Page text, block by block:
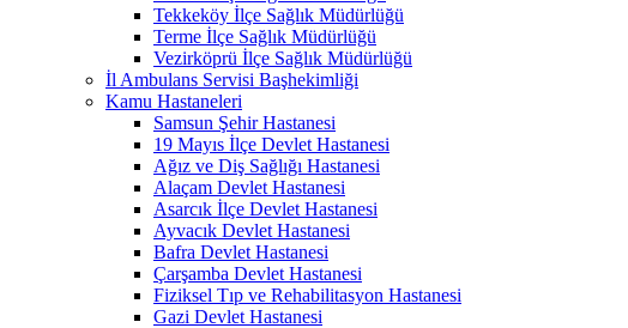
Tekkeköy İlçe Sağlık Müdürlüğü
Terme İlçe Sağlık Müdürlüğü
Vezirköprü İlçe Sağlık Müdürlüğü
İl Ambulans Servisi Başhekimliği
Kamu Hastaneleri
Samsun Şehir Hastanesi
19 Mayıs İlçe Devlet Hastanesi
Ağız ve Diş Sağlığı Hastanesi
Alaçam Devlet Hastanesi
Asarcık İlçe Devlet Hastanesi
Ayvacık Devlet Hastanesi
Bafra Devlet Hastanesi
Çarşamba Devlet Hastanesi
Fiziksel Tıp ve Rehabilitasyon Hastanesi
Gazi Devlet Hastanesi